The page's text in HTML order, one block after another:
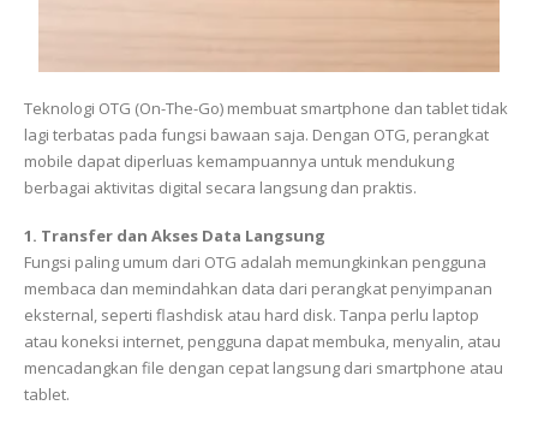
Teknologi OTG (On-The-Go) membuat smartphone dan tablet tidak
lagi terbatas pada fungsi bawaan saja. Dengan OTG, perangkat
mobile dapat diperluas kemampuannya untuk mendukung
berbagai aktivitas digital secara langsung dan praktis.
1. Transfer dan Akses Data Langsung
Fungsi paling umum dari OTG adalah memungkinkan pengguna
membaca dan memindahkan data dari perangkat penyimpanan
eksternal, seperti flashdisk atau hard disk. Tanpa perlu laptop
atau koneksi internet, pengguna dapat membuka, menyalin, atau
mencadangkan file dengan cepat langsung dari smartphone atau
tablet.